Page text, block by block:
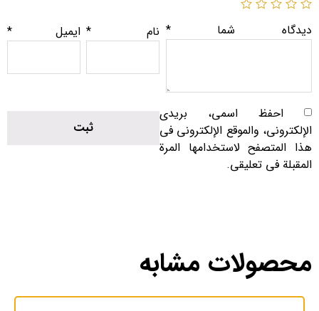
دیدگاه شما* نام * ایمیل *
احفظ اسمي، بريدي
الإلكتروني، والموقع الإلكتروني في
هذا المتصفح لاستخدامها المرة
المقبلة في تعليقي.
محصولات مشابه